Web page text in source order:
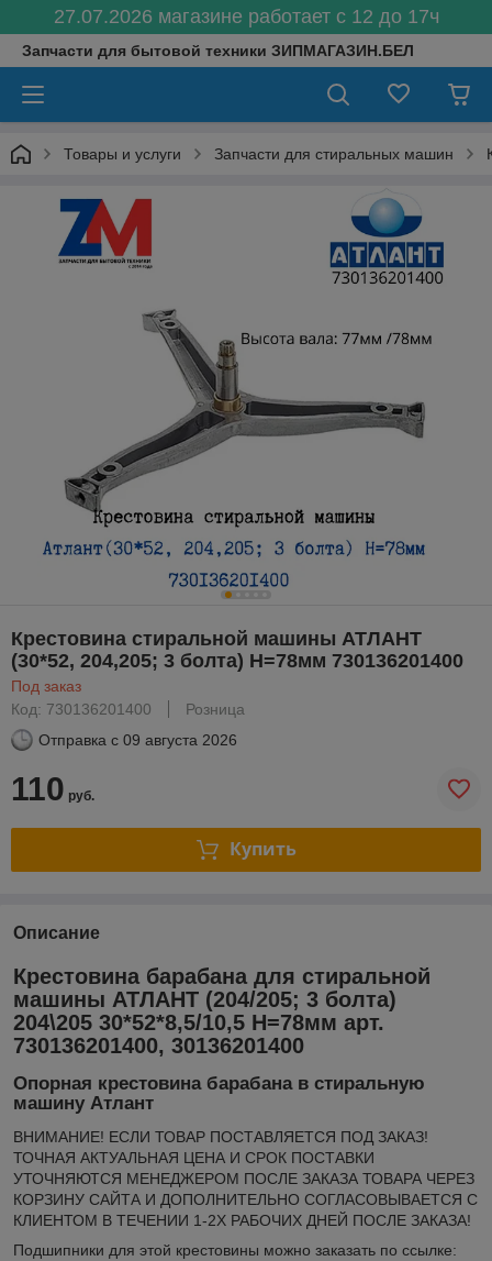
27.07.2026 магазине работает с 12 до 17ч
Запчасти для бытовой техники ЗИПМАГАЗИН.БЕЛ
Товары и услуги Запчасти для стиральных машин
Крестовина стиральной машины АТЛАНТ
(30*52, 204,205; 3 болта) H=78мм 730136201400
Под заказ
Код: 730136201400
Розница
Отправка с 09 августа 2026
110 руб.
Купить
Описание
Крестовина барабана для стиральной
машины АТЛАНТ (204/205; 3 болта)
204\205 30*52*8,5/10,5 H=78мм арт.
730136201400, 30136201400
Опорная крестовина барабана в стиральную
машину Атлант
ВНИМАНИЕ! ЕСЛИ ТОВАР ПОСТАВЛЯЕТСЯ ПОД ЗАКАЗ!
ТОЧНАЯ АКТУАЛЬНАЯ ЦЕНА И СРОК ПОСТАВКИ
УТОЧНЯЮТСЯ МЕНЕДЖЕРОМ ПОСЛЕ ЗАКАЗА ТОВАРА ЧЕРЕЗ
КОРЗИНУ САЙТА И ДОПОЛНИТЕЛЬНО СОГЛАСОВЫВАЕТСЯ С
КЛИЕНТОМ В ТЕЧЕНИИ 1-2Х РАБОЧИХ ДНЕЙ ПОСЛЕ ЗАКАЗА!
Подшипники для этой крестовины можно заказать по ссылке: